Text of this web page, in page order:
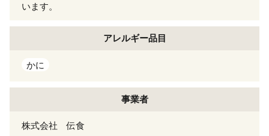
います。
アレルギー品目
かに
事業者
株式会社 伝食